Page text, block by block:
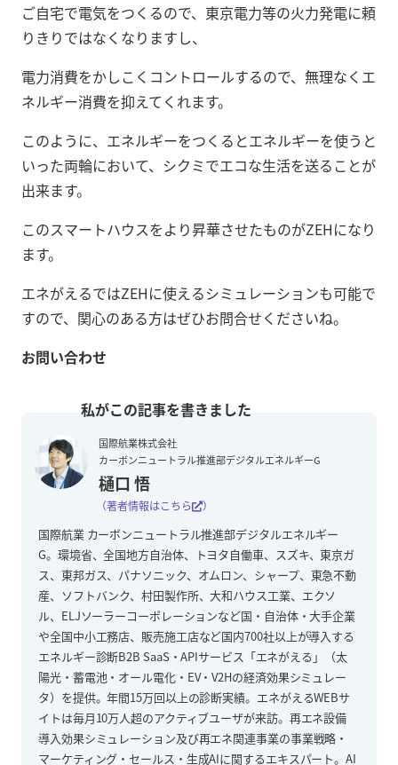
ご自宅で電気をつくるので、東京電力等の火力発電に頼
りきりではなくなりますし、
電力消費をかしこくコントロールするので、無理なくエ
ネルギー消費を抑えてくれます。
このように、エネルギーをつくるとエネルギーを使うと
いった両輪において、シクミでエコな生活を送ることが
出来ます。
このスマートハウスをより昇華させたものがZEHになり
ます。
エネがえるではZEHに使えるシミュレーションも可能で
すので、関心のある方はぜひお問合せくださいね。
お問い合わせ
国際航業株式会社
カーボンニュートラル推進部デジタルエネルギーG
樋口 悟
（著者情報はこちら ）
国際航業 カーボンニュートラル推進部デジタルエネルギー
G。環境省、全国地方自治体、トヨタ自働車、スズキ、東京ガ
ス、東邦ガス、パナソニック、オムロン、シャープ、東急不動
産、ソフトバンク、村田製作所、大和ハウス工業、エクソ
ル、ELJソーラーコーポレーションなど国・自治体・大手企業
や全国中小工務店、販売施工店など国内700社以上が導入する
エネルギー診断B2B SaaS・APIサービス「エネがえる」（太
陽光・蓄電池・オール電化・EV・V2Hの経済効果シミュレー
タ）を提供。年間15万回以上の診断実績。エネがえるWEBサ
イトは毎月10万人超のアクティブユーザが来訪。再エネ設備
導入効果シミュレーション及び再エネ関連事業の事業戦略・
マーケティング・セールス・生成AIに関するエキスパート。AI